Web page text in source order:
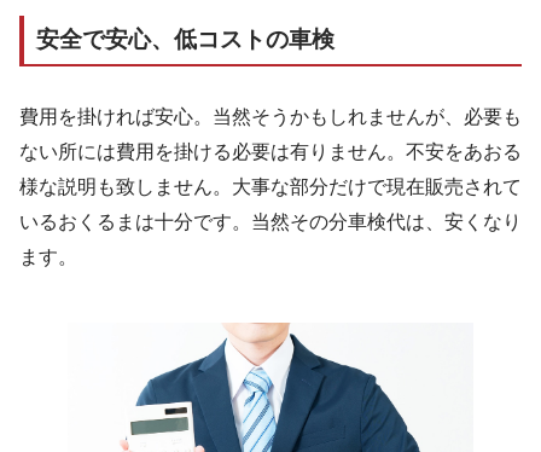
安全で安心、低コストの車検
費用を掛ければ安心。当然そうかもしれませんが、必要も
ない所には費用を掛ける必要は有りません。不安をあおる
様な説明も致しません。大事な部分だけで現在販売されて
いるおくるまは十分です。当然その分車検代は、安くなり
ます。